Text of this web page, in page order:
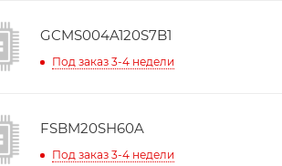
GCMS004A120S7B1
Под заказ 3-4 недели
FSBM20SH60A
Под заказ 3-4 недели